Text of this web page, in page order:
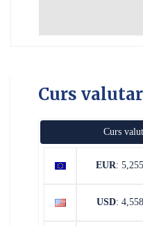
Curs valutar
Curs
EUR:
USD: